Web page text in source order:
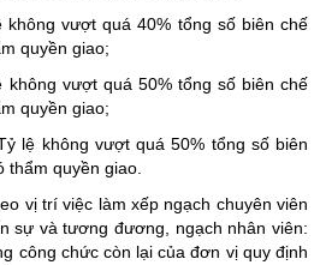
vượt quá 40% tổng số biên chế
quyền giao;
vượt quá 50% tổng số biên chế
quyền giao;
lệ không vượt quá 50% tổng số biên
thẩm quyền giao.
vị trí việc làm xếp ngạch chuyên viên
sự và tương đương, ngạch nhân viên:
công chức còn lại của đơn vị quy định